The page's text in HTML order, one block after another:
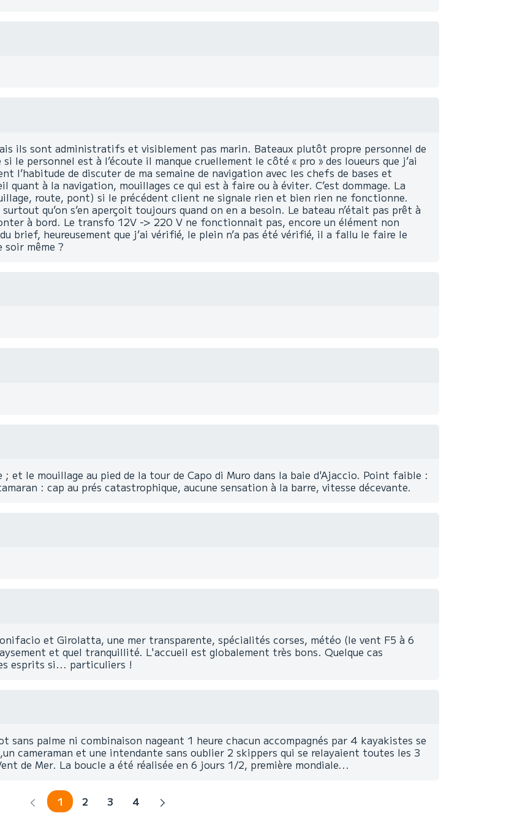
ils sont administratifs et visiblement pas marin. Bateaux plutôt propre personnel de
le personnel est à l’écoute il manque cruellement le côté « pro » des loueurs que j’ai
l’habitude de discuter de ma semaine de navigation avec les chefs de bases et
à la navigation, mouillages ce qui est à faire ou à éviter. C’est dommage. La
route, pont) si le précédent client ne signale rien et bien rien ne fonctionne.
qu’on s’en aperçoit toujours quand on en a besoin. Le bateau n’était pas prêt à
à bord. Le transfo 12V -> 220 V ne fonctionnait pas, encore un élément non
brief, heureusement que j’ai vérifié, le plein n’a pas été vérifié, il a fallu le faire le
même ?
et le mouillage au pied de la tour de Capo di Muro dans la baie d'Ajaccio. Point faible :
: cap au prés catastrophique, aucune sensation à la barre, vitesse décevante.
et Girolatta, une mer transparente, spécialités corses, météo (le vent F5 à 6
et quel tranquillité. L'accueil est globalement très bons. Quelque cas
esprits si... particuliers !
sans palme ni combinaison nageant 1 heure chacun accompagnés par 4 kayakistes se
cameraman et une intendante sans oublier 2 skippers qui se relayaient toutes les 3
de Mer. La boucle a été réalisée en 6 jours 1/2, première mondiale...
1 2 3 4